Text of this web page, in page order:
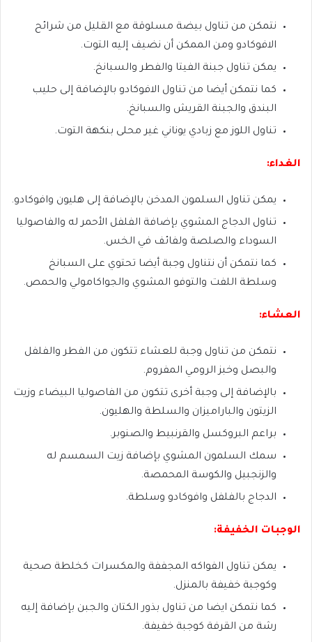
نتمكن من تناول بيضة مسلوقة مع القليل من شرائح
الافوكادو ومن الممكن أن نضيف إليه التوت.
يمكن تناول جبنة الفيتا والفطر والسبانخ.
كما نتمكن أيضا من تناول الافوكادو بالإضافة إلى حليب
البندق والجبنة القريش والسبانخ.
تناول اللوز مع زبادي يوناني غير محلى بنكهة التوت.
الغداء:
يمكن تناول السلمون المدخن بالإضافة إلى هليون وافوكادو.
تناول الدجاج المشوي بإضافة الفلفل الأحمر له والفاصوليا
السوداء والصلصة ولفائف في الخس.
كما نتمكن أن نتناول وجبة أيضا تحتوي على السبانخ
وسلطة اللفت والتوفو المشوي والجواكامولي والحمص.
العشاء:
نتمكن من تناول وجبة للعشاء تتكون من الفطر والفلفل
والبصل وخبز الرومي المفروم.
بالإضافة إلى وجبة أخرى تتكون من الفاصوليا البيضاء وزيت
الزيتون والباراميزان والسلطة والهليون.
براعم البروكسل والقرنبيط والصنوبر.
سمك السلمون المشوي بإضافة زيت السمسم له
والزنجبيل والكوسة المحمصة.
الدجاج بالفلفل وافوكادو وسلطة.
الوجبات الخفيفة:
يمكن تناول الفواكه المجففة والمكسرات كخلطة صحية
وكوجبة خفيفة بالمنزل.
كما نتمكن ايضا من تناول بذور الكتان والجبن بإضافة إليه
رشة من القرفة كوجبة خفيفة.